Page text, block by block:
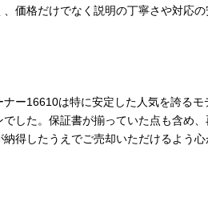
価格だけでなく説明の丁寧さや対応
ー16610は特に安定した人気を誇る
した。保証書が揃っていた点も含め
得したうえでご売却いただけるよう心